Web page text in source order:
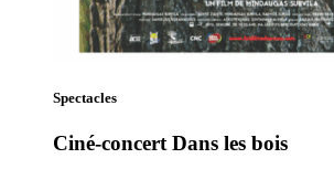
Spectacles
Ciné-concert Dans les bois